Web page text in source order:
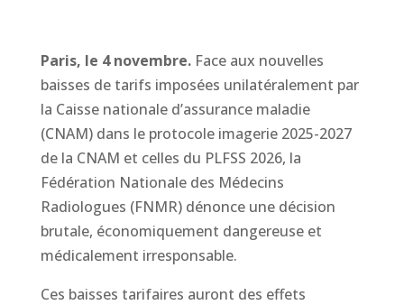
Paris, le 4 novembre. Face aux nouvelles
baisses de tarifs imposées unilatéralement par
la Caisse nationale d’assurance maladie
(CNAM) dans le protocole imagerie 2025-2027
de la CNAM et celles du PLFSS 2026, la
Fédération Nationale des Médecins
Radiologues (FNMR) dénonce une décision
brutale, économiquement dangereuse et
médicalement irresponsable.
Ces baisses tarifaires auront des effets